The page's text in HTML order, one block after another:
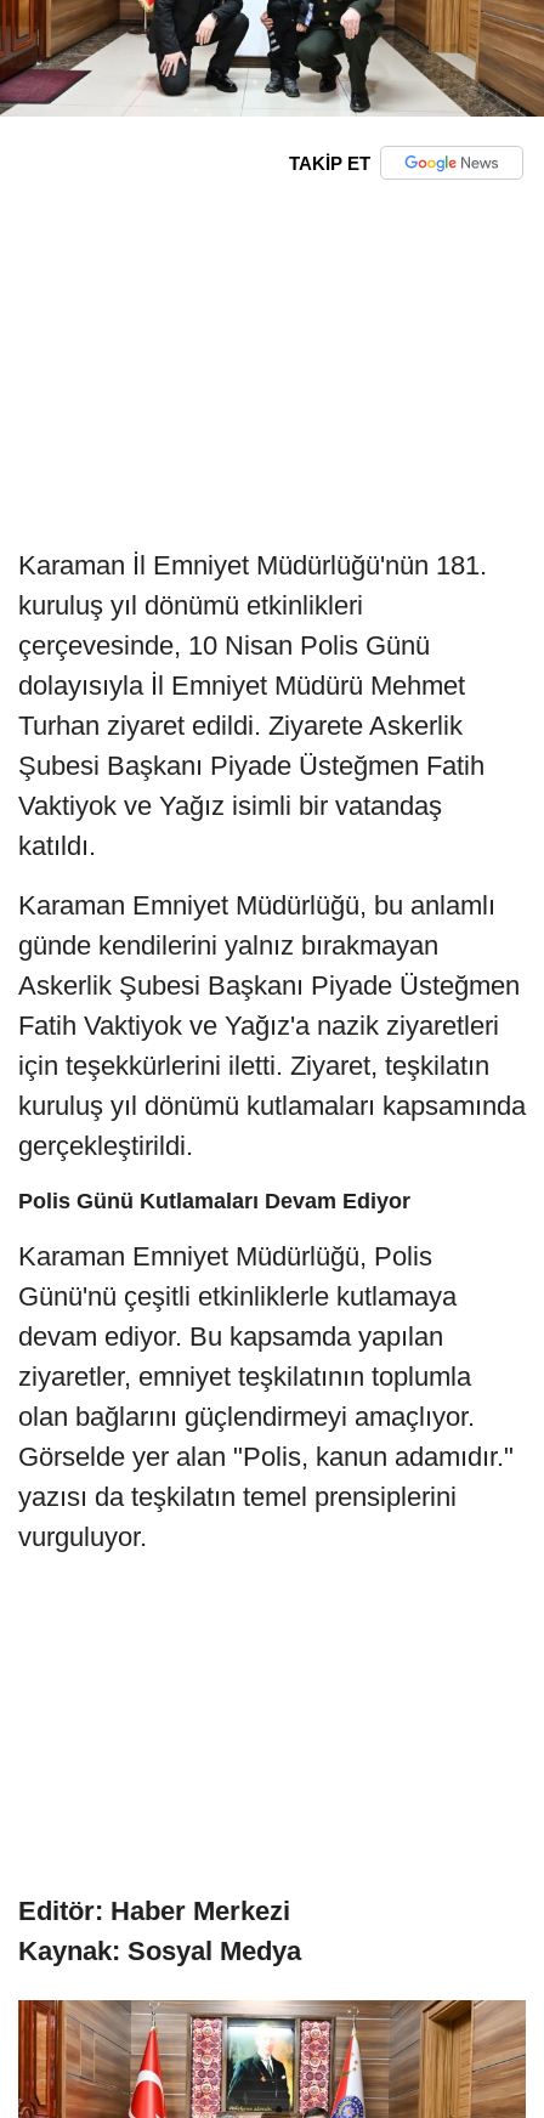
TAKİP ET
Karaman İl Emniyet Müdürlüğü'nün 181.
kuruluş yıl dönümü etkinlikleri
çerçevesinde, 10 Nisan Polis Günü
dolayısıyla İl Emniyet Müdürü Mehmet
Turhan ziyaret edildi. Ziyarete Askerlik
Şubesi Başkanı Piyade Üsteğmen Fatih
Vaktiyok ve Yağız isimli bir vatandaş
katıldı.
Karaman Emniyet Müdürlüğü, bu anlamlı
günde kendilerini yalnız bırakmayan
Askerlik Şubesi Başkanı Piyade Üsteğmen
Fatih Vaktiyok ve Yağız'a nazik ziyaretleri
için teşekkürlerini iletti. Ziyaret, teşkilatın
kuruluş yıl dönümü kutlamaları kapsamında
gerçekleştirildi.
Polis Günü Kutlamaları Devam Ediyor
Karaman Emniyet Müdürlüğü, Polis
Günü'nü çeşitli etkinliklerle kutlamaya
devam ediyor. Bu kapsamda yapılan
ziyaretler, emniyet teşkilatının toplumla
olan bağlarını güçlendirmeyi amaçlıyor.
Görselde yer alan "Polis, kanun adamıdır."
yazısı da teşkilatın temel prensiplerini
vurguluyor.
Editör: Haber Merkezi
Kaynak: Sosyal Medya